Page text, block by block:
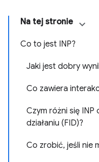
Na tej stronie
Co to jest INP?
Jaki jest dobry
Co zawiera
Czym różni się
działaniu (FID)?
Co zrobić, jeśli nie